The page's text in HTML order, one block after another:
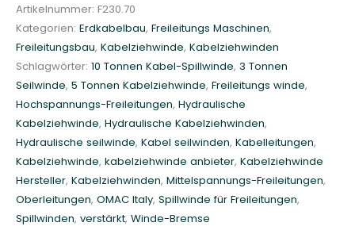
g
s
b
a
u
S
p
i
l
l
w
i
Artikelnummer: F230.70
Kategorien: Erdkabelbau, Freileitungs Maschinen,
Freileitungsbau, Kabelziehwinde, Kabelziehwinden
Schlagwörter: 10 Tonnen Kabel-Spillwinde, 3 Tonnen
Seilwinde, 5 Tonnen Kabelziehwinde, Freileitungs winde,
Hochspannungs-Freileitungen, Hydraulische
Kabelziehwinde, Hydraulische Kabelziehwinden,
Hydraulische seilwinde, Kabel seilwinden, Kabelleitungen,
Kabelziehwinde, kabelziehwinde anbieter, Kabelziehwinde
Hersteller, Kabelziehwinden, Mittelspannungs-Freileitungen,
Oberleitungen, OMAC Italy, Spillwinde für Freileitungen,
Spillwinden, verstärkt, Winde-Bremse